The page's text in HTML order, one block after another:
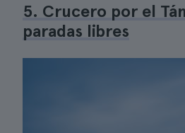
5. Crucero por el
paradas libres